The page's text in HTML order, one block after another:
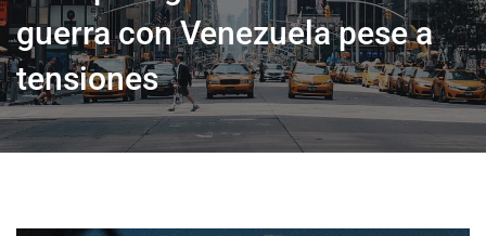
guerra con Venezuela pese a
tensiones